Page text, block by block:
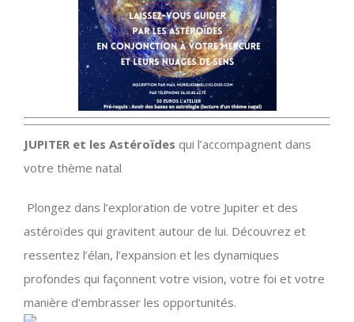
JUPITER et les Astéroïdes qui l’accompagnent dans
votre thème natal
Plongez dans l’exploration de votre Jupiter et des
astéroïdes qui gravitent autour de lui. Découvrez et
ressentez l’élan, l’expansion et les dynamiques
profondes qui façonnent votre vision, votre foi et votre
manière d’embrasser les opportunités.